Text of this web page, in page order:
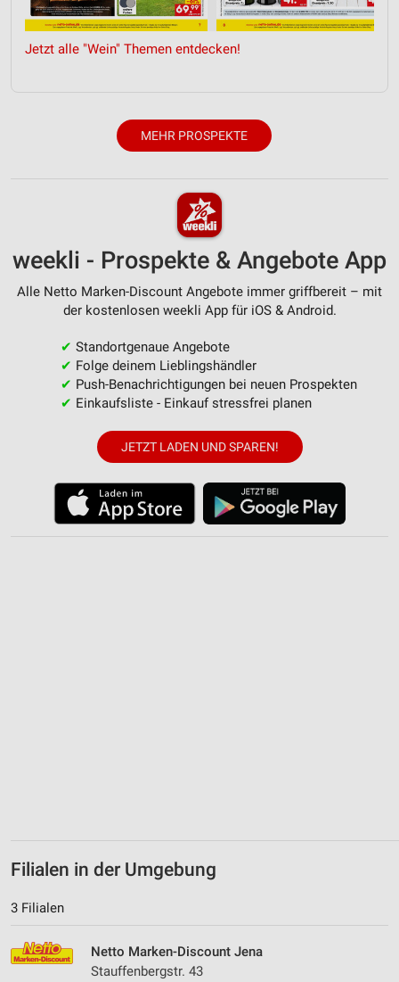
Jetzt alle "Wein" Themen entdecken!
MEHR PROSPEKTE
weekli - Prospekte & Angebote App
Alle Netto Marken-Discount Angebote immer griffbereit – mit
der kostenlosen weekli App für iOS & Android.
✔ Standortgenaue Angebote
✔ Folge deinem Lieblingshändler
✔ Push-Benachrichtigungen bei neuen Prospekten
✔ Einkaufsliste - Einkauf stressfrei planen
JETZT LADEN UND SPAREN!
Filialen in der Umgebung
3 Filialen
Netto Marken-Discount Jena
Stauffenbergstr. 43
IAB-Besonderheiten:
Nicht-IAB-Verarbeitungszwecke:
Werbung